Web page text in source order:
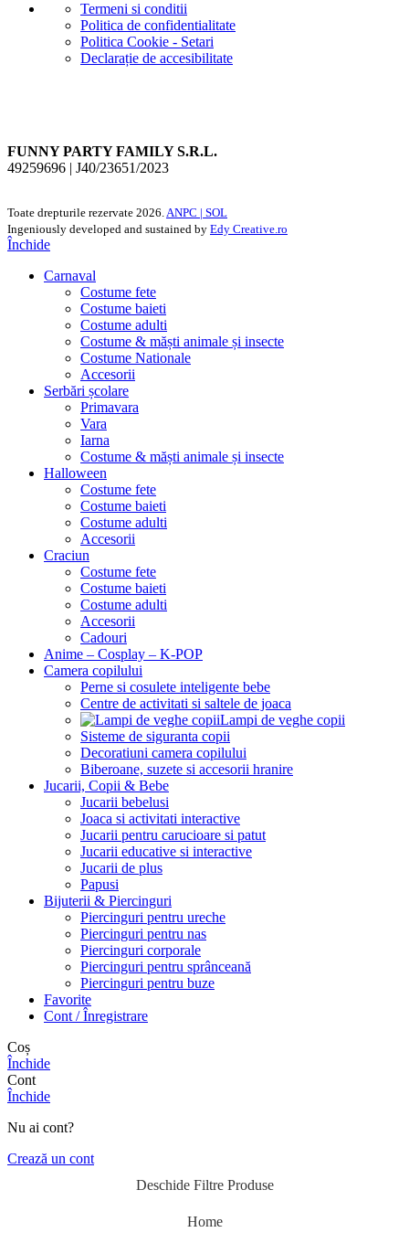
Termeni si conditii
Politica de confidentialitate
Politica Cookie - Setari
Declarație de accesibilitate
FUNNY PARTY FAMILY S.R.L.
49259696 | J40/23651/2023
Toate drepturile rezervate 2026.ANPC | SOL
Ingeniously developed and sustained by Edy Creative.ro
Închide
Carnaval
Costume fete
Costume baieti
Costume adulti
Costume & măști animale și insecte
Costume Nationale
Accesorii
Serbări școlare
Primavara
Vara
Iarna
Costume & măști animale și insecte
Halloween
Costume fete
Costume baieti
Costume adulti
Accesorii
Craciun
Costume fete
Costume baieti
Costume adulti
Accesorii
Cadouri
Anime – Cosplay – K‑POP
Camera copilului
Perne si cosulete inteligente bebe
Centre de activitati si saltele de joaca
Lampi de veghe copii
Sisteme de siguranta copii
Decoratiuni camera copilului
Biberoane, suzete si accesorii hranire
Jucarii, Copii & Bebe
Jucarii bebelusi
Joaca si activitati interactive
Jucarii pentru carucioare si patut
Jucarii educative si interactive
Jucarii de plus
Papusi
Bijuterii & Piercinguri
Piercinguri pentru ureche
Piercinguri pentru nas
Piercinguri corporale
Piercinguri pentru sprânceană
Piercinguri pentru buze
Favorite
Cont / Înregistrare
Coș
Închide
Cont
Închide
Nu ai cont?
Crează un cont
Deschide Filtre Produse
Home